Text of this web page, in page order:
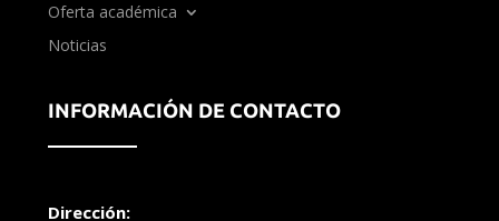
Oferta académica
Noticias
INFORMACIÓN DE CONTACTO
Dirección: